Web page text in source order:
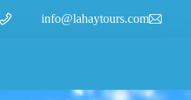
info@lahaytours.com